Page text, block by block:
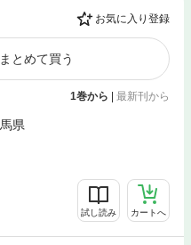
お気に入り登録
とめて買う
1巻から | 最新刊から
県
試し読み カートへ